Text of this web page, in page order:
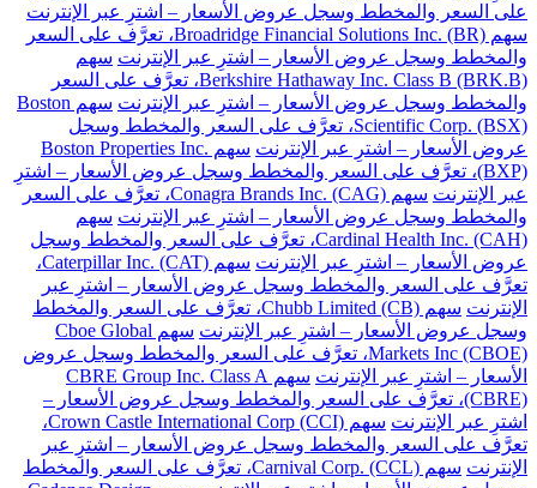
على السعر والمخطط وسجل عروض الأسعار – اشترِ عبر الإنترنت
سهم Broadridge Financial Solutions Inc. (BR)، تعرَّف على السعر
والمخطط وسجل عروض الأسعار – اشترِ عبر الإنترنت سهم
Berkshire Hathaway Inc. Class B (BRK.B)، تعرَّف على السعر
والمخطط وسجل عروض الأسعار – اشترِ عبر الإنترنت
سهم Boston
Scientific Corp. (BSX)، تعرَّف على السعر والمخطط وسجل
عروض الأسعار – اشترِ عبر الإنترنت
سهم Boston Properties Inc.
(BXP)، تعرَّف على السعر والمخطط وسجل عروض الأسعار – اشترِ
عبر الإنترنت
سهم Conagra Brands Inc. (CAG)، تعرَّف على السعر
والمخطط وسجل عروض الأسعار – اشترِ عبر الإنترنت سهم
Cardinal Health Inc. (CAH)، تعرَّف على السعر والمخطط وسجل
عروض الأسعار – اشترِ عبر الإنترنت
سهم Caterpillar Inc. (CAT)،
تعرَّف على السعر والمخطط وسجل عروض الأسعار – اشترِ عبر
الإنترنت
سهم Chubb Limited (CB)، تعرَّف على السعر والمخطط
وسجل عروض الأسعار – اشترِ عبر الإنترنت
سهم Cboe Global
Markets Inc (CBOE)، تعرَّف على السعر والمخطط وسجل عروض
الأسعار – اشترِ عبر الإنترنت
سهم CBRE Group Inc. Class A
(CBRE)، تعرَّف على السعر والمخطط وسجل عروض الأسعار –
اشترِ عبر الإنترنت
سهم Crown Castle International Corp (CCI)،
تعرَّف على السعر والمخطط وسجل عروض الأسعار – اشترِ عبر
الإنترنت
سهم Carnival Corp. (CCL)، تعرَّف على السعر والمخطط